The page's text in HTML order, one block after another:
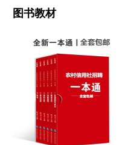
图书教材